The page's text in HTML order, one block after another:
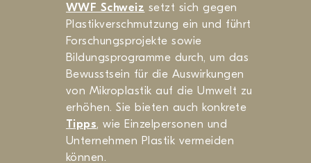
WWF Schweiz setzt sich gegen
Plastikverschmutzung ein und führt
Forschungsprojekte sowie
Bildungsprogramme durch, um das
Bewusstsein für die Auswirkungen
von Mikroplastik auf die Umwelt zu
erhöhen. Sie bieten auch konkrete
Tipps, wie Einzelpersonen und
Unternehmen Plastik vermeiden
können.